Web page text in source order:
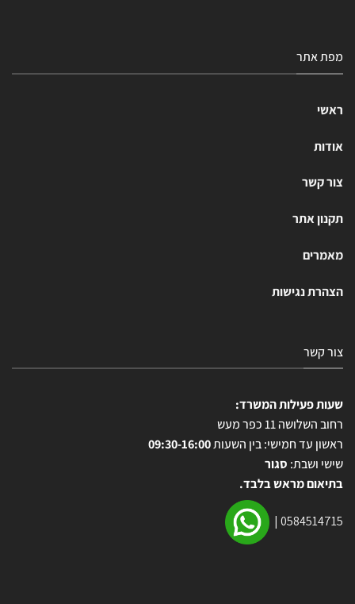
מפת אתר
ראשי
אודות
צור קשר
תקנון אתר
מאמרים
הצהרת נגישות
צור קשר
שעות פעילות המשרד:
רחוב השלושה 11 כפר מעש
ראשון עד חמישי: בין השעות09:30-16:00
שישי ושבת: סגור
בתיאום מראש בלבד.
0584514715
|